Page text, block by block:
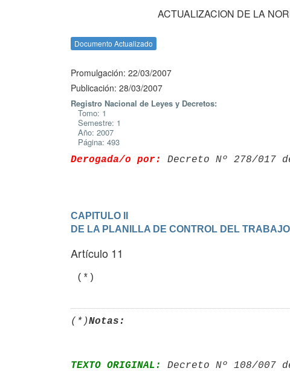
ACTUALIZACION DE LA
Documento Actualizado
Promulgación: 22/03/2007
Publicación: 28/03/2007
Registro Nacional de Leyes y Decretos:
Tomo: 1
Semestre: 1
Año: 2007
Página: 493
Derogada/o por: Decreto Nº 278/017
CAPITULO II
DE LA PLANILLA DE CONTROL DEL TRABAJO
Artículo 11
(*)
(*)Notas:
TEXTO ORIGINAL: Decreto Nº 108/007